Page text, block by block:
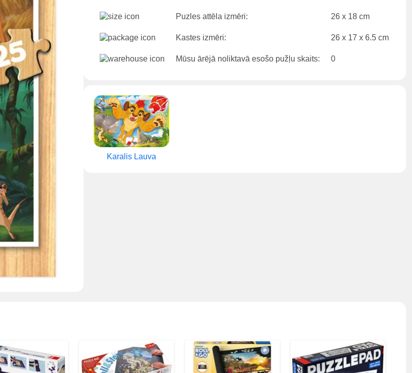
Puzles attēla izmēri: 26 x 18 cm
Kastes izmēri: 26 x 17 x 6.5 cm
Mūsu ārējā noliktavā esošo pužļu skaits: 0
Karalis Lauva